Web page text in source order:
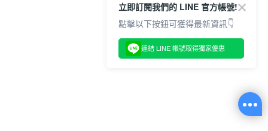
立即訂閱我們的 LINE 官方帳號!
點擊以下按鈕可獲得最新資訊👇
連結 LINE 帳號取得獨家優惠